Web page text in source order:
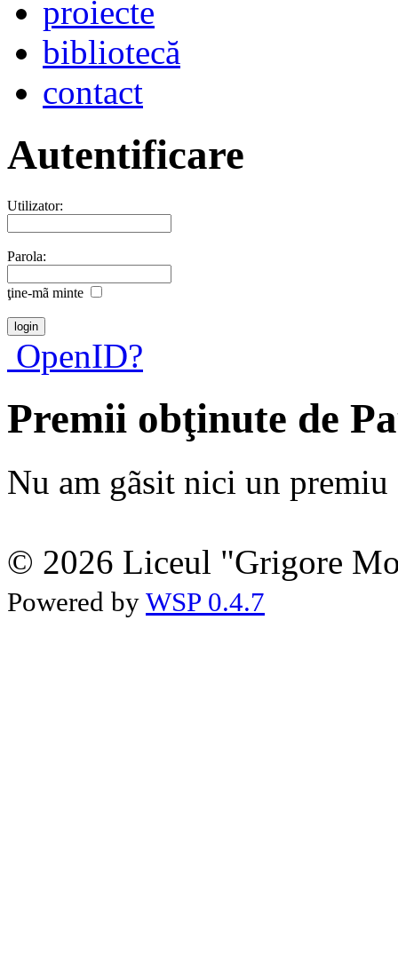
proiecte
bibliotecă
contact
Autentificare
Utilizator:
Parola:
ţine-mã minte
OpenID?
Premii obţinute de
Nu am gãsit nici un premiu
© 2026 Liceul "Grigore
Powered by WSP 0.4.7